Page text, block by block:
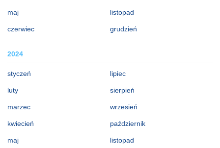
maj
czerwiec
listopad
grudzień
2024
styczeń
luty
marzec
kwiecień
maj
lipiec
sierpień
wrzesień
październik
listopad